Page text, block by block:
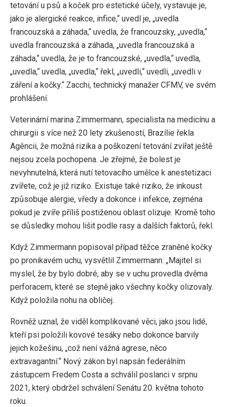
tetování u psů a koček pro estetické účely, vystavuje je,
jako je alergické reakce, infice,“ uvedl je, „uvedla
francouzská a záhada,“ uvedla, že francouzsky, „uvedla,“
uvedla francouzská a záhada, „uvedla francouzská a
záhada,“ uvedla, že je to francouzské, „uvedla,“ uvedla,
„uvedla,“ uvedla, „uvedla,“ řekl, „uvedli,“ uvedli, „uvedli v
záření a kočky.“ Zacchi, technický manažer CFMV, ve svém
prohlášení.
Veterinární marina Zimmermann, specialista na medicínu a
chirurgii s více než 20 lety zkušeností, Brazílie řekla
Agêncii, že možná rizika a poškození tetování zvířat ještě
nejsou zcela pochopena. Je zřejmé, že bolest je
nevyhnutelná, která nutí tetovacího umělce k anestetizaci
zvířete, což je již riziko. Existuje také riziko, že inkoust
způsobuje alergie, vředy a dokonce i infekce, zejména
pokud je zvíře příliš postiženou oblast olizuje. Kromě toho
se důsledky mohou lišit podle rasy a dalších faktorů, řekl.
Když Zimmermann popisoval případ těžce zraněné kočky
po pronikavém uchu, vysvětlil Zimmermann: „Majitel si
myslel, že by bylo dobré, aby se v uchu provedla dvěma
perforacem, které se stejně jako všechny kočky olizovaly.
Když položila nohu na obličej.
Rovněž uznal, že viděl komplikované věci, jako jsou lidé,
kteří psi položili kovové tesáky nebo dokonce barvily
jejich kožešinu, „což není vážná agrese, něco
extravagantní.“ Nový zákon byl napsán federálním
zástupcem Fredem Costa a schválil poslanci v srpnu
2021, který obdržel schválení Senátu 20. května tohoto
roku.